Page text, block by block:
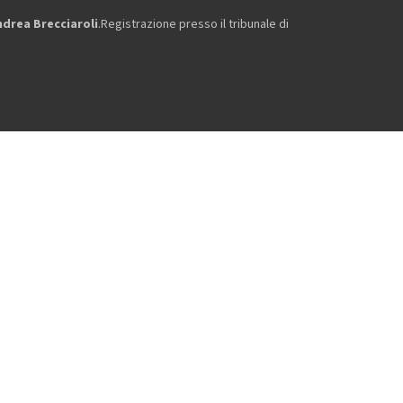
Brecciaroli.Registrazione presso il tribunale di